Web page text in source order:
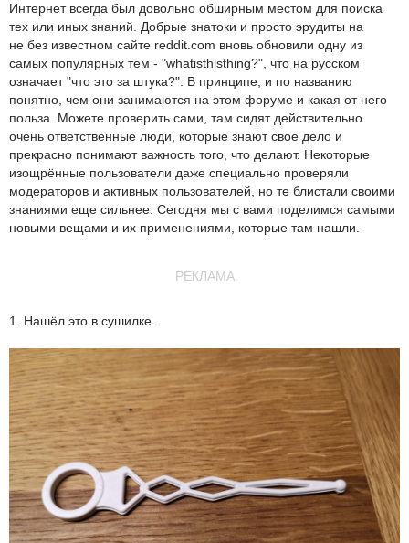
Интернет всегда был довольно обширным местом для поиска
тех или иных знаний. Добрые знатоки и просто эрудиты на
не без известном сайте reddit.com вновь обновили одну из
самых популярных тем - "whatisthisthing?", что на русском
означает "что это за штука?". В принципе, и по названию
понятно, чем они занимаются на этом форуме и какая от него
польза. Можете проверить сами, там сидят действительно
очень ответственные люди, которые знают свое дело и
прекрасно понимают важность того, что делают. Некоторые
изощрённые пользователи даже специально проверяли
модераторов и активных пользователей, но те блистали своими
знаниями еще сильнее. Сегодня мы с вами поделимся самыми
новыми вещами и их применениями, которые там нашли.
РЕКЛАМА
1. Нашёл это в сушилке.